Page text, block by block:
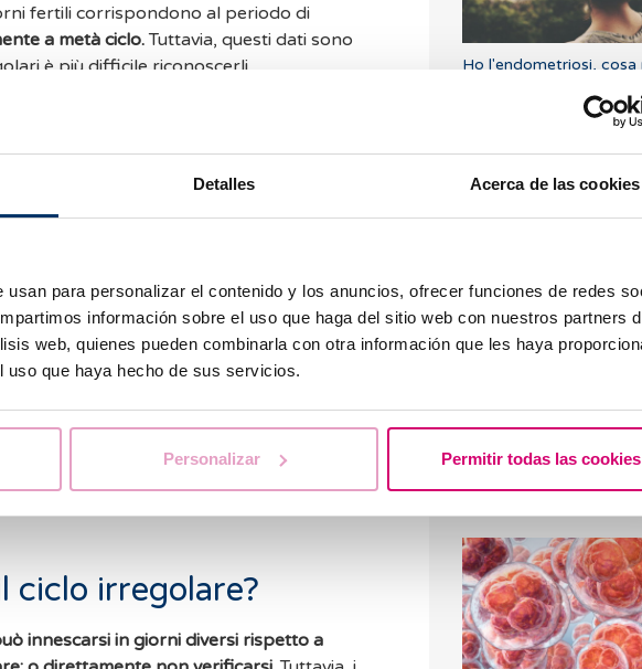
Detalles Acerca de las cookies
para personalizar el contenido y los anuncios, ofrecer funciones de redes
información sobre el uso que haga del sitio web con nuestros partners
web, quienes pueden combinarla con otra información que les haya
uso que haya hecho de sus servicios.
Personalizar Permitir todas las cookies
fertili corrispondono al periodo di
a metà ciclo.Tuttavia, questi dati sono
è più difficile riconoscerli.
il mio periodo
sono i giorni del tuo periodo fertile.
un cambiamento della
quest’aumento di temperatura si
D'altra parte, un segnale del corpo
è
il cambiamento di consistenza del flusso
fertili, infatti, la secrezione vaginale
dice somigli, infatti, ad un bianco d'uovo).
sono indicatori di rilievo, così come
i tuoi giorni fertili con precisione, puoi
delle strisce che rilevano i livelli
ciclo irregolare?
innescarsi in giorni diversi rispetto a
Ho l'endometriosi, cosa
Come interpretare un